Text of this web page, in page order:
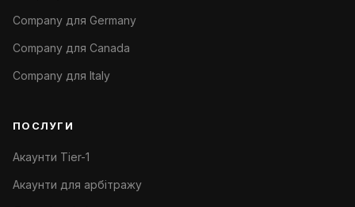
Company для Germany
Company для Canada
Company для Italy
ПОСЛУГИ
Акаунти Tier-1
Акаунти для арбітражу